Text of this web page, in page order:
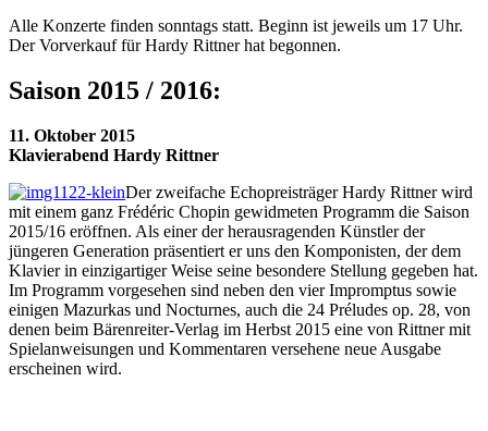
Alle Konzerte finden sonntags statt. Beginn ist jeweils um 17 Uhr.
Der Vorverkauf für Hardy Rittner hat begonnen.
Saison 2015 / 2016:
11. Oktober 2015
Klavierabend Hardy Rittner
Der zweifache Echopreisträger Hardy Rittner wird
mit einem ganz Frédéric Chopin gewidmeten Programm die Saison
2015/16 eröffnen. Als einer der herausragenden Künstler der
jüngeren Generation präsentiert er uns den Komponisten, der dem
Klavier in einzigartiger Weise seine besondere Stellung gegeben hat.
Im Programm vorgesehen sind neben den vier Impromptus sowie
einigen Mazurkas und Nocturnes, auch die 24 Préludes op. 28, von
denen beim Bärenreiter-Verlag im Herbst 2015 eine von Rittner mit
Spielanweisungen und Kommentaren versehene neue Ausgabe
erscheinen wird.